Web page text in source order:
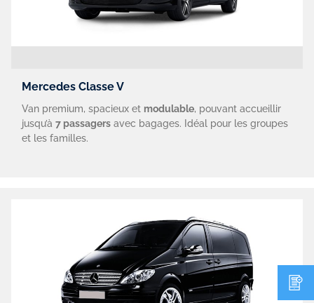
Mercedes Classe V
Van premium, spacieux et modulable, pouvant accueillir
jusqu’à 7 passagersavec bagages. Idéal pour les groupes
et les familles.